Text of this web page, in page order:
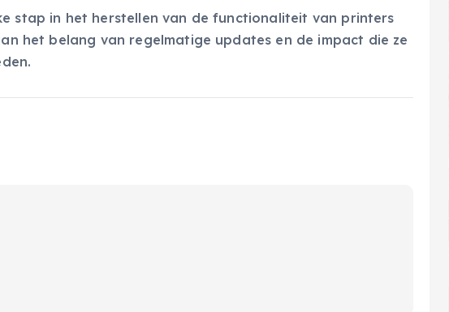
stap in het herstellen van de functionaliteit van printers
het belang van regelmatige updates en de impact die ze